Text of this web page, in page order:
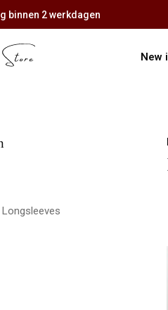
en donderdag een nieuwe
New